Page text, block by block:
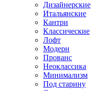
Дизайнерские
Итальянские
Кантри
Классические
Лофт
Модерн
Прованс
Неоклассика
Минимализм
Под старину